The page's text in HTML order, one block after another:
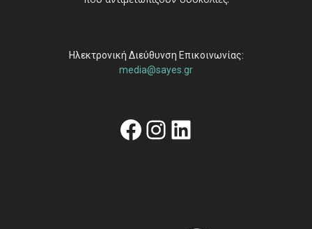
Ηλεκτρονική Διεύθυνση Επικοινωνίας:
media@sayes.gr
Facebook
Instagram
Linkedin